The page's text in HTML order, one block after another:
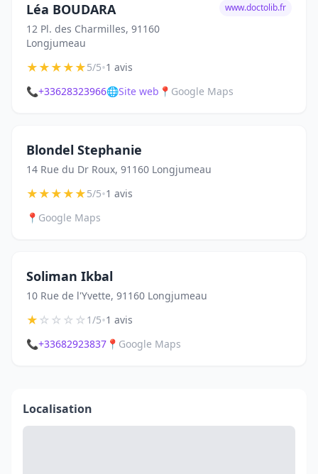
Léa BOUDARA
12 Pl. des Charmilles, 91160
Longjumeau
www.doctolib.fr
★★★★★5/5•1 avis
📞+33628323966🌐Site web 📍 Google Maps
Blondel Stephanie
14 Rue du Dr Roux, 91160 Longjumeau
★★★★★5/5•1 avis
📍 Google Maps
Soliman Ikbal
10 Rue de l'Yvette, 91160 Longjumeau
★☆☆☆☆1/5•1 avis
📞+33682923837 📍 Google Maps
Localisation